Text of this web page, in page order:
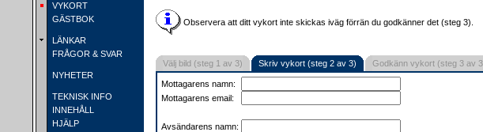
VYKORT
GÄSTBOK
LÄNKAR
FRÅGOR & SVAR
NYHETER
TEKNISK INFO
INNEHÅLL
HJÄLP
Observera att ditt vykort inte skickas iväg förrän du godkänner det (steg 3).
Välj bild (steg 1 av 3) Skriv vykort (steg 2 av 3) Godkänn vykort (steg 3 av
Mottagarens namn:
Mottagarens email:
Avsändarens namn: